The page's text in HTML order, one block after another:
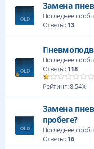
Замена
Последнее
Ответы:13
Последнее
Ответы:118
Рейтинг: 8.54%
Замена
пробеге?
Последнее
Ответы:16